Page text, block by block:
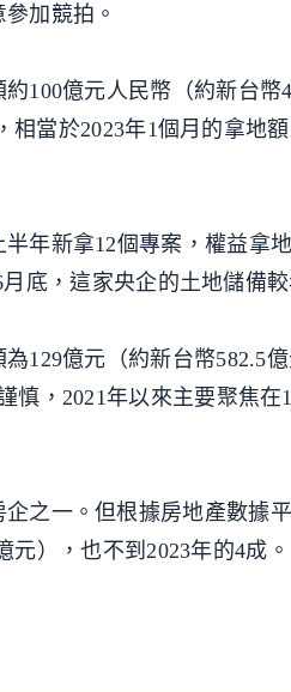
加競拍。
100億元人民幣（約新台幣
相當於2023年1個月的拿地
年新拿12個專案，權益拿
底，這家央企的土地儲備較
129億元（約新台幣582.5
慎，2021年以來主要聚焦
之一。但根據房地產數據
元），也不到2023年的4成。